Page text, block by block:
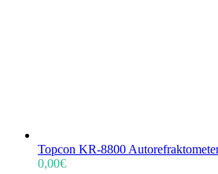
Topcon KR-8800
0,00€